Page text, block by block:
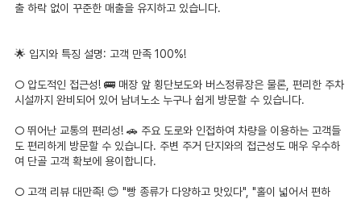
출 하락 없이 꾸준한 매출을 유지하고 있습니다.
🌟 입지와 특징 설명: 고객 만족 100%!
○ 압도적인 접근성! 🚌 매장 앞 횡단보도와 버스정류장은 물론, 편리한 주차
시설까지 완비되어 있어 남녀노소 누구나 쉽게 방문할 수 있습니다.
○ 뛰어난 교통의 편리성! 🚗 주요 도로와 인접하여 차량을 이용하는 고객들
도 편리하게 방문할 수 있습니다. 주변 주거 단지와의 접근성도 매우 우수하
여 단골 고객 확보에 용이합니다.
○ 고객 리뷰 대만족! 😊 "빵 종류가 다양하고 맛있다", "홀이 넓어서 편하